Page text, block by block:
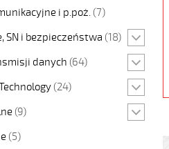
i p.poż. (7)
SN i bezpieczeństwa (18)
danych (64)
(24)
(9)
(5)